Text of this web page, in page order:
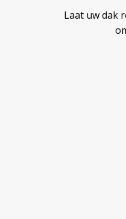
Laat uw dak